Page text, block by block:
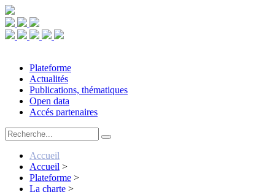
Plateforme
Actualités
Publications, thématiques
Open data
Accés partenaires
Accueil
Accueil >
Plateforme >
La charte >